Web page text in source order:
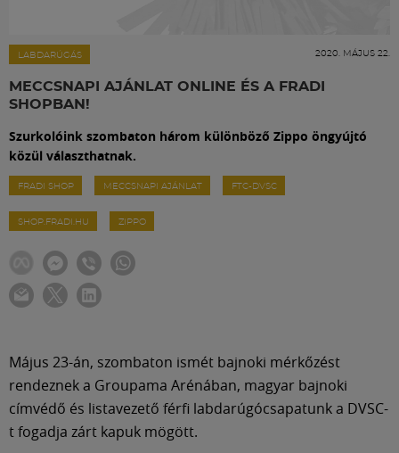
LABDARÚGÁS 2020. MÁJUS 22.
MECCSNAPI AJÁNLAT ONLINE ÉS A FRADI
SHOPBAN!
Szurkolóink szombaton három különböző Zippo öngyújtó
közül választhatnak.
FRADI SHOP MECCSNAPI AJÁNLAT FTC-DVSC
SHOP.FRADI.HU ZIPPO
Május 23-án, szombaton ismét bajnoki mérkőzést
rendeznek a Groupama Arénában, magyar bajnoki
címvédő és listavezető férfi labdarúgócsapatunk a DVSC-
t fogadja zárt kapuk mögött.
Labdarúgás
Meccscenter
Klub
Szolgáltatások
Közösség